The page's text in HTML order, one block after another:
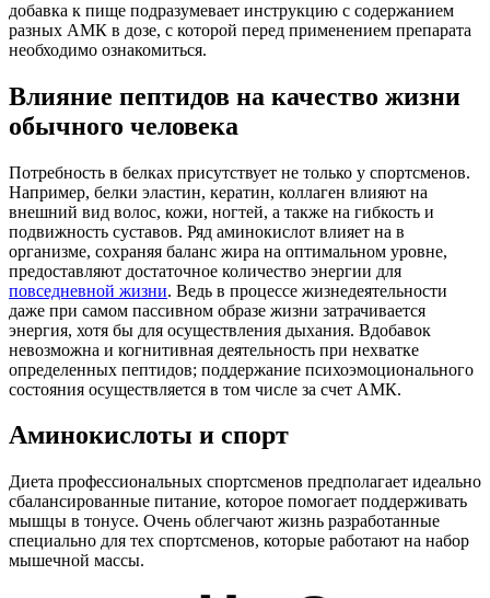
добавка к пище подразумевает инструкцию с содержанием
разных АМК в дозе, с которой перед применением препарата
необходимо ознакомиться.
Влияние пептидов на качество жизни
обычного человека
Потребность в белках присутствует не только у спортсменов.
Например, белки эластин, кератин, коллаген влияют на
внешний вид волос, кожи, ногтей, а также на гибкость и
подвижность суставов. Ряд аминокислот влияет на в
организме, сохраняя баланс жира на оптимальном уровне,
предоставляют достаточное количество энергии для
повседневной жизни. Ведь в процессе жизнедеятельности
даже при самом пассивном образе жизни затрачивается
энергия, хотя бы для осуществления дыхания. Вдобавок
невозможна и когнитивная деятельность при нехватке
определенных пептидов; поддержание психоэмоционального
состояния осуществляется в том числе за счет АМК.
Аминокислоты и спорт
Диета профессиональных спортсменов предполагает идеально
сбалансированные питание, которое помогает поддерживать
мышцы в тонусе. Очень облегчают жизнь разработанные
специально для тех спортсменов, которые работают на набор
мышечной массы.